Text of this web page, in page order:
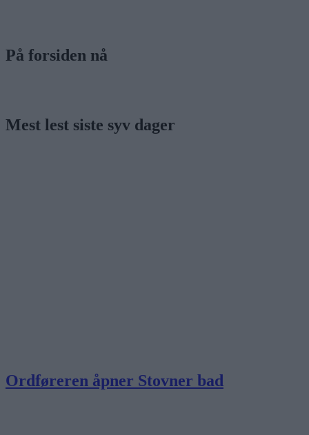
På forsiden nå
Mest lest siste syv dager
Ordføreren åpner Stovner bad